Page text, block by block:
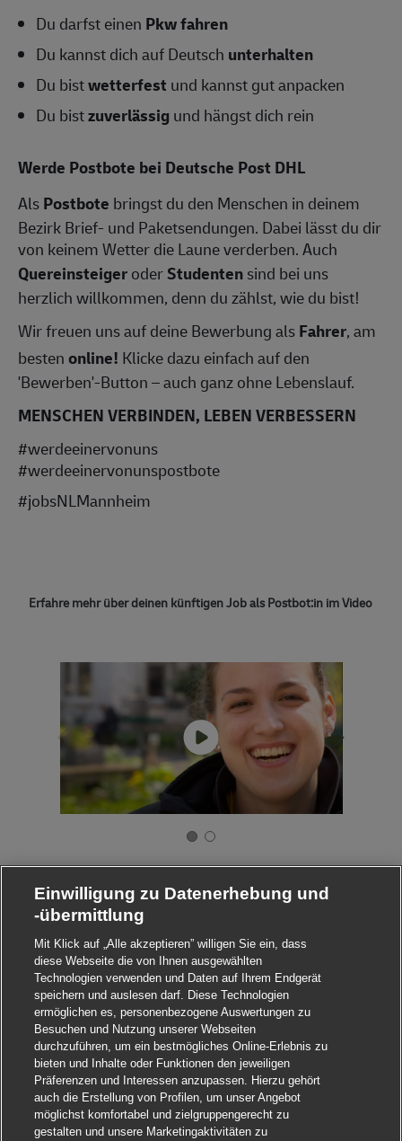
Du darfst einen Pkw fahren
Du kannst dich auf Deutsch unterhalten
Du bistwetterfest und kannst gut anpacken
Du bistzuverlässigund hängst dich rein
Werde Postbote bei Deutsche Post DHL
AlsPostbote bringst du den Menschen in deinem
Bezirk Brief- und Paketsendungen. Dabei lässt du dir
von keinem Wetter die Laune verderben. Auch
QuereinsteigeroderStudentensind bei uns
herzlich willkommen, denn du zählst, wie du bist!
Wir freuen uns auf deine Bewerbung alsFahrer, am
bestenonline! Klicke dazu einfach auf den
'Bewerben'-Button – auch ganz ohne Lebenslauf.
MENSCHEN VERBINDEN, LEBEN VERBESSERN
#werdeeinervonuns
#werdeeinervonunspostbote
#jobsNLMannheim
Erfahre mehr über deinen künftigen Job als Postbot:in im Video
Einwilligung zu Datenerhebung und
-übermittlung
Mit Klick auf „Alle akzeptieren” willigen Sie ein, dass
diese Webseite die von Ihnen ausgewählten
Technologien verwenden und Daten auf Ihrem Endgerät
speichern und auslesen darf. Diese Technologien
ermöglichen es, personenbezogene Auswertungen zu
Besuchen und Nutzung unserer Webseiten
durchzuführen, um ein bestmögliches Online-Erlebnis zu
bieten und Inhalte oder Funktionen den jeweiligen
Präferenzen und Interessen anzupassen. Hierzu gehört
auch die Erstellung von Profilen, um unser Angebot
möglichst komfortabel und zielgruppengerecht zu
gestalten und unsere Marketingaktivitäten zu